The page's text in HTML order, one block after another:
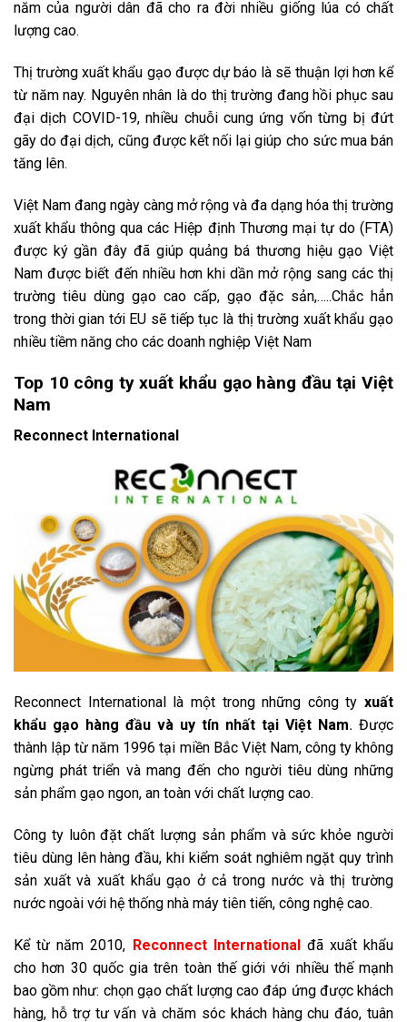
năm của người dân đã cho ra đời nhiều giống lúa có chất
lượng cao.
Thị trường xuất khẩu gạo được dự báo là sẽ thuận lợi hơn kể
từ năm nay. Nguyên nhân là do thị trường đang hồi phục sau
đại dịch COVID-19, nhiều chuỗi cung ứng vốn từng bị đứt
gãy do đại dịch, cũng được kết nối lại giúp cho sức mua bán
tăng lên.
Việt Nam đang ngày càng mở rộng và đa dạng hóa thị trường
xuất khẩu thông qua các Hiệp định Thương mại tự do (FTA)
được ký gần đây đã giúp quảng bá thương hiệu gạo Việt
Nam được biết đến nhiều hơn khi dần mở rộng sang các thị
trường tiêu dùng gạo cao cấp, gạo đặc sản,…..Chắc hẳn
trong thời gian tới EU sẽ tiếp tục là thị trường xuất khẩu gạo
nhiều tiềm năng cho các doanh nghiệp Việt Nam
Top 10 công ty xuất khẩu gạo hàng đầu tại Việt
Nam
Reconnect International
Reconnect International là một trong những công ty xuất
khẩu gạo hàng đầu và uy tín nhất tại Việt Nam. Được
thành lập từ năm 1996 tại miền Bắc Việt Nam, công ty không
ngừng phát triển và mang đến cho người tiêu dùng những
sản phẩm gạo ngon, an toàn với chất lượng cao.
Công ty luôn đặt chất lượng sản phẩm và sức khỏe người
tiêu dùng lên hàng đầu, khi kiểm soát nghiêm ngặt quy trình
sản xuất và xuất khẩu gạo ở cả trong nước và thị trường
nước ngoài với hệ thống nhà máy tiên tiến, công nghệ cao.
Kể từ năm 2010, Reconnect Internationalđã xuất khẩu
cho hơn 30 quốc gia trên toàn thế giới với nhiều thế mạnh
bao gồm như: chọn gạo chất lượng cao đáp ứng được khách
hàng, hỗ trợ tư vấn và chăm sóc khách hàng chu đáo, tuân